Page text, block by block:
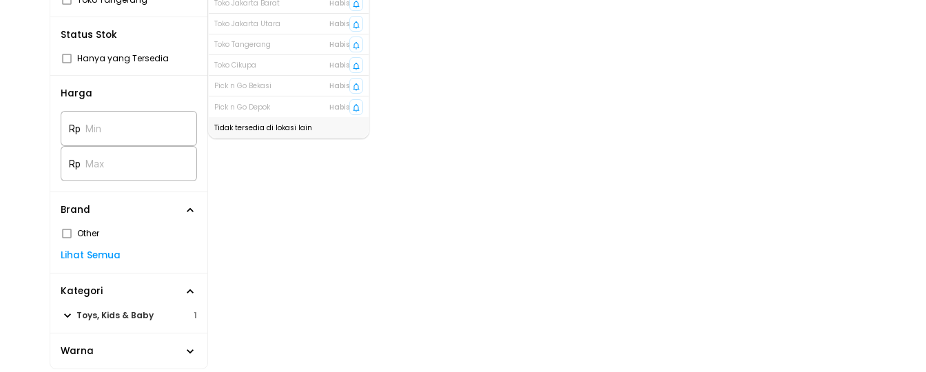
Status Stok
Hanya yang Tersedia
Harga
Rp Min
Rp Max
Brand
Other
Lihat Semua
Kategori
Toys, Kids & Baby 1
Warna
Toko Jakarta Barat
Habis
Toko Jakarta Utara
Habis
Toko Tangerang
Habis
Toko Cikupa
Habis
Pick n Go Bekasi
Habis
Pick n Go Depok
Habis
Tidak tersedia di lokasi lain